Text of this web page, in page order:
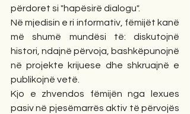
përdoret si "hapësirë dialogu".
Në mjedisin e ri informativ, fëmijët kanë
më shumë mundësi të: diskutojnë
histori, ndajnë përvoja, bashkëpunojnë
në projekte krijuese dhe shkruajnë e
publikojnë vetë.
Kjo e zhvendos fëmijën nga lexues
pasiv në pjesëmarrës aktiv të përvojës